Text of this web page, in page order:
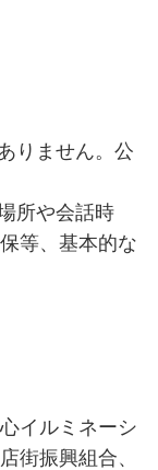
りません。公
所や会話時
等、基本的な
イルミネーシ
街振興組合、